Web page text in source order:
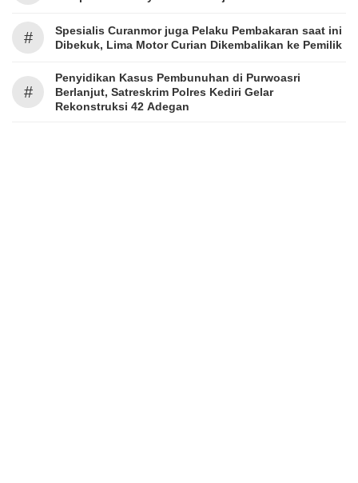
#
Spesialis Curanmor juga Pelaku Pembakaran saat ini
Dibekuk, Lima Motor Curian Dikembalikan ke Pemilik
#
Penyidikan Kasus Pembunuhan di Purwoasri
Berlanjut, Satreskrim Polres Kediri Gelar
Rekonstruksi 42 Adegan